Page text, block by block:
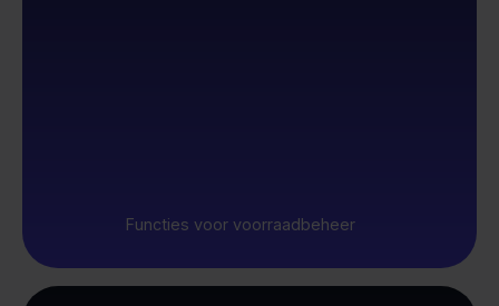
Functies voor voorraadbeheer